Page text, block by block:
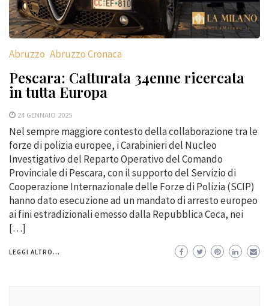
Abruzzo Abruzzo Cronaca
Pescara: Catturata 34enne ricercata
in tutta Europa
24 GENNAIO 2025
Nel sempre maggiore contesto della collaborazione tra le
forze di polizia europee, i Carabinieri del Nucleo
Investigativo del Reparto Operativo del Comando
Provinciale di Pescara, con il supporto del Servizio di
Cooperazione Internazionale delle Forze di Polizia (SCIP)
hanno dato esecuzione ad un mandato di arresto europeo
ai fini estradizionali emesso dalla Repubblica Ceca, nei
[…]
LEGGI ALTRO...